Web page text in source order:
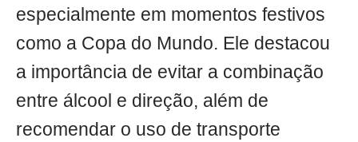
especialmente em momentos festivos
como a Copa do Mundo. Ele destacou
a importância de evitar a combinação
entre álcool e direção, além de
recomendar o uso de transporte